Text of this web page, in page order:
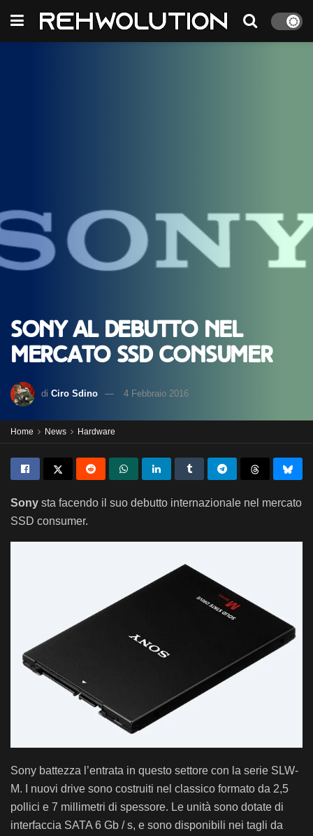
Sony al debutto nel
mercato SSD consumer
di Ciro Sdino 4 Febbraio 2016
Home News Hardware
Sony sta facendo il suo debutto internazionale nel mercato
SSD consumer.
Sony battezza l’entrata in questo settore con la serie SLW-
M.
I nuovi drive sono costruiti nel classico formato da 2,5
pollici e 7 millimetri di spessore. Le unità sono dotate di
interfaccia SATA 6 Gb / s, e sono disponibili nei tagli da